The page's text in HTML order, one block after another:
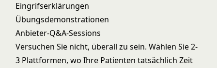
Eingrifserklärungen
Übungsdemonstrationen
Anbieter-Q&A-Sessions
Versuchen Sie nicht, überall zu sein. Wählen Sie 2-
3 Plattformen, wo Ihre Patienten tatsächlich Zeit